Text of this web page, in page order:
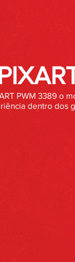
PWM 3389 o
dentro dos